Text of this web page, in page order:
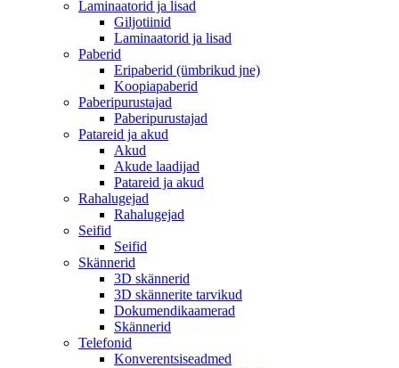
Laminaatorid ja lisad
Giljotiinid
Laminaatorid ja lisad
Paberid
Eripaberid (ümbrikud jne)
Koopiapaberid
Paberipurustajad
Paberipurustajad
Patareid ja akud
Akud
Akude laadijad
Patareid ja akud
Rahalugejad
Rahalugejad
Seifid
Seifid
Skännerid
3D skännerid
3D skännerite tarvikud
Dokumendikaamerad
Skännerid
Telefonid
Konverentsiseadmed